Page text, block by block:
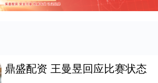
鼎盛配资 王曼昱回应比赛状态